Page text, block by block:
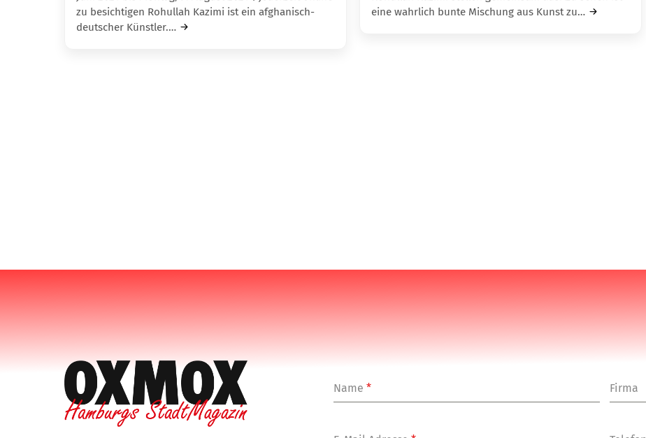
zu besichtigen Rohullah Kazimi ist ein afghanisch-
deutscher Künstler.…
eine wahrlich bunte Mischung aus Kunst zu…
Name* Firma